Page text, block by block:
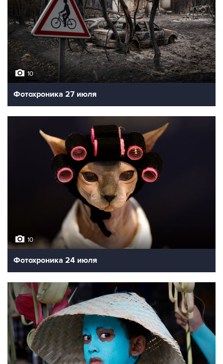
10
Фотохроника 27 июля
10
Фотохроника 24 июля